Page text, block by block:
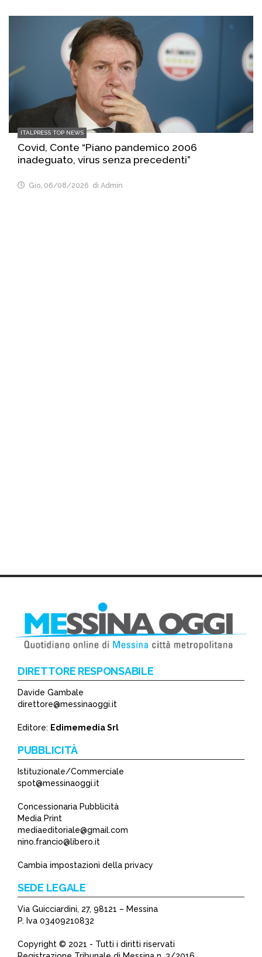
ITALPRESS TOP NEWS
Covid, Conte “Piano pandemico 2006
inadeguato, virus senza precedenti”
Gio, 06/08/2026 di Admin
DIRETTORE RESPONSABILE
Davide Gambale
direttore@messinaoggi.it
Editore: Edimemedia Srl
PUBBLICITÀ
Istituzionale/Commerciale
spot@messinaoggi.it
Concessionaria Pubblicità
Media Print
mediaeditoriale@gmail.com
nino.francio@libero.it
Cambia impostazioni della privacy
SEDE LEGALE
Via Guicciardini, 27, 98121 – Messina
P. Iva 03409210832
Copyright © 2021 - Tutti i diritti riservati